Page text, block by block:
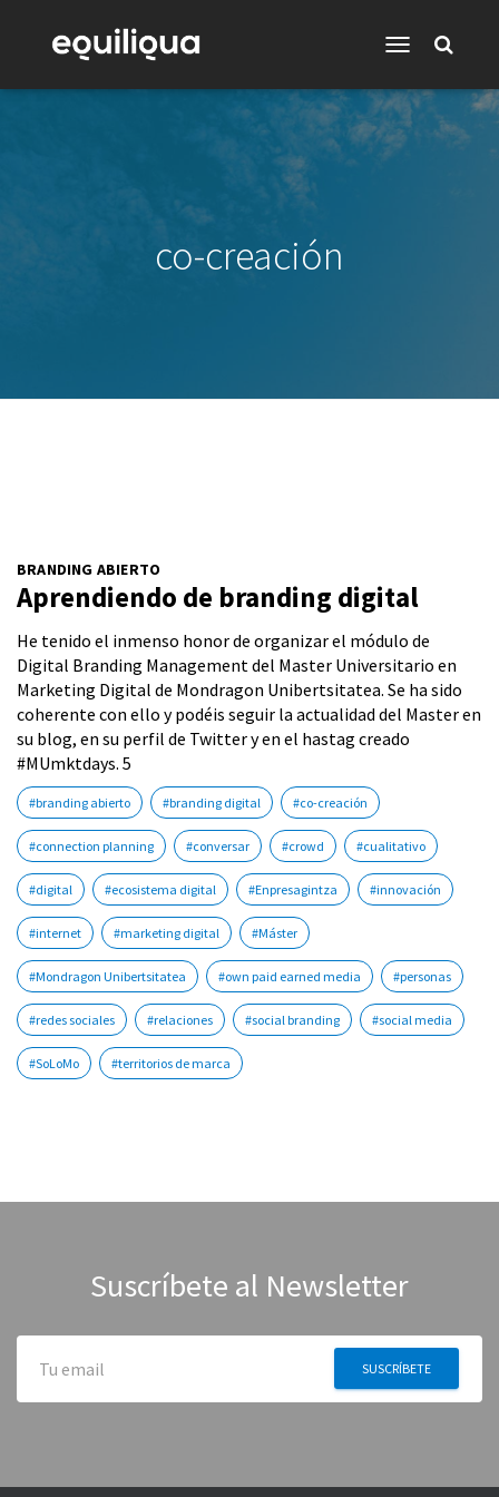
co-creación
BRANDING ABIERTO
Aprendiendo de branding digital
He tenido el inmenso honor de organizar el módulo de
Digital Branding Management del Master Universitario en
Marketing Digital de Mondragon Unibertsitatea. Se ha sido
coherente con ello y podéis seguir la actualidad del Master en
su blog, en su perfil de Twitter y en el hastag creado
#MUmktdays. 5
#branding abierto #branding digital #co-creación
#connection planning #conversar #crowd #cualitativo
#digital #ecosistema digital #Enpresagintza #innovación
#internet #marketing digital #Máster
#Mondragon Unibertsitatea #own paid earned media #personas
#redes sociales #relaciones #social branding #social media
#SoLoMo #territorios de marca
Suscríbete al Newsletter